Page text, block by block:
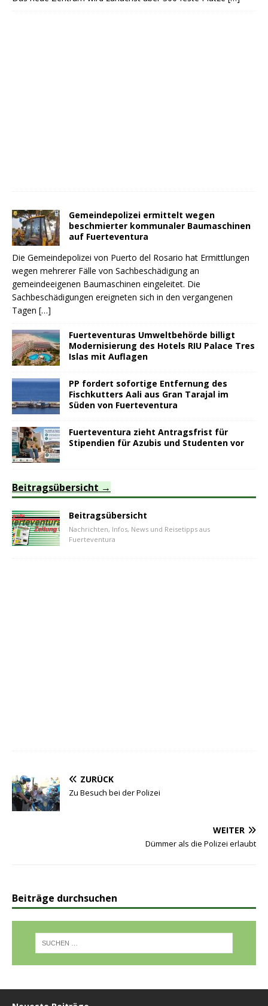
Gemeindepolizei ermittelt wegen
beschmierter kommunaler Baumaschinen
auf Fuerteventura
Die Gemeindepolizei von Puerto del Rosario hat Ermittlungen
wegen mehrerer Fälle von Sachbeschädigung an
gemeindeeigenen Baumaschinen eingeleitet. Die
Sachbeschädigungen ereigneten sich in den vergangenen
Tagen […]
Fuerteventuras Umweltbehörde billigt
Modernisierung des Hotels RIU Palace Tres
Islas mit Auflagen
PP fordert sofortige Entfernung des
Fischkutters Aali aus Gran Tarajal im
Süden von Fuerteventura
Fuerteventura zieht Antragsfrist für
Stipendien für Azubis und Studenten vor
Beitragsübersicht
Beitragsübersicht
Nachrichten, Infos, News und Reisetipps aus
Fuerteventura
ZURÜCK
Zu Besuch bei der Polizei
WEITER
Dümmer als die Polizei erlaubt
Beiträge durchsuchen